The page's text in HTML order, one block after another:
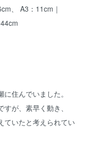
、 A3：11cm｜
住んでいました。
が、素早く動き、
ていたと考えられてい